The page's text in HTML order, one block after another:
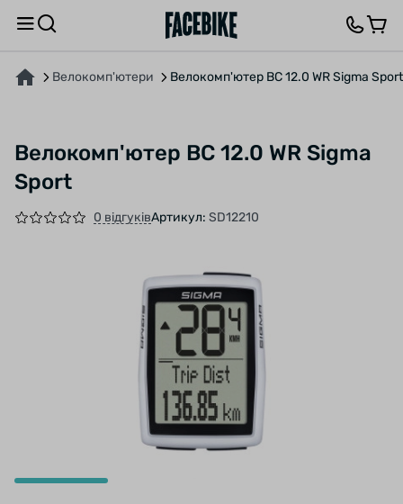
Велокомп'ютери Велокомп'ютер BC 12.0 WR Sigma Sport
Велокомп'ютер BC 12.0 WR Sigma
Sport
0 відгуківАртикул: SD12210
ПРО ТОВАР ХАРАКТЕРИСТИКИВІДГУКИ ТА ЗАПИТАННЯ